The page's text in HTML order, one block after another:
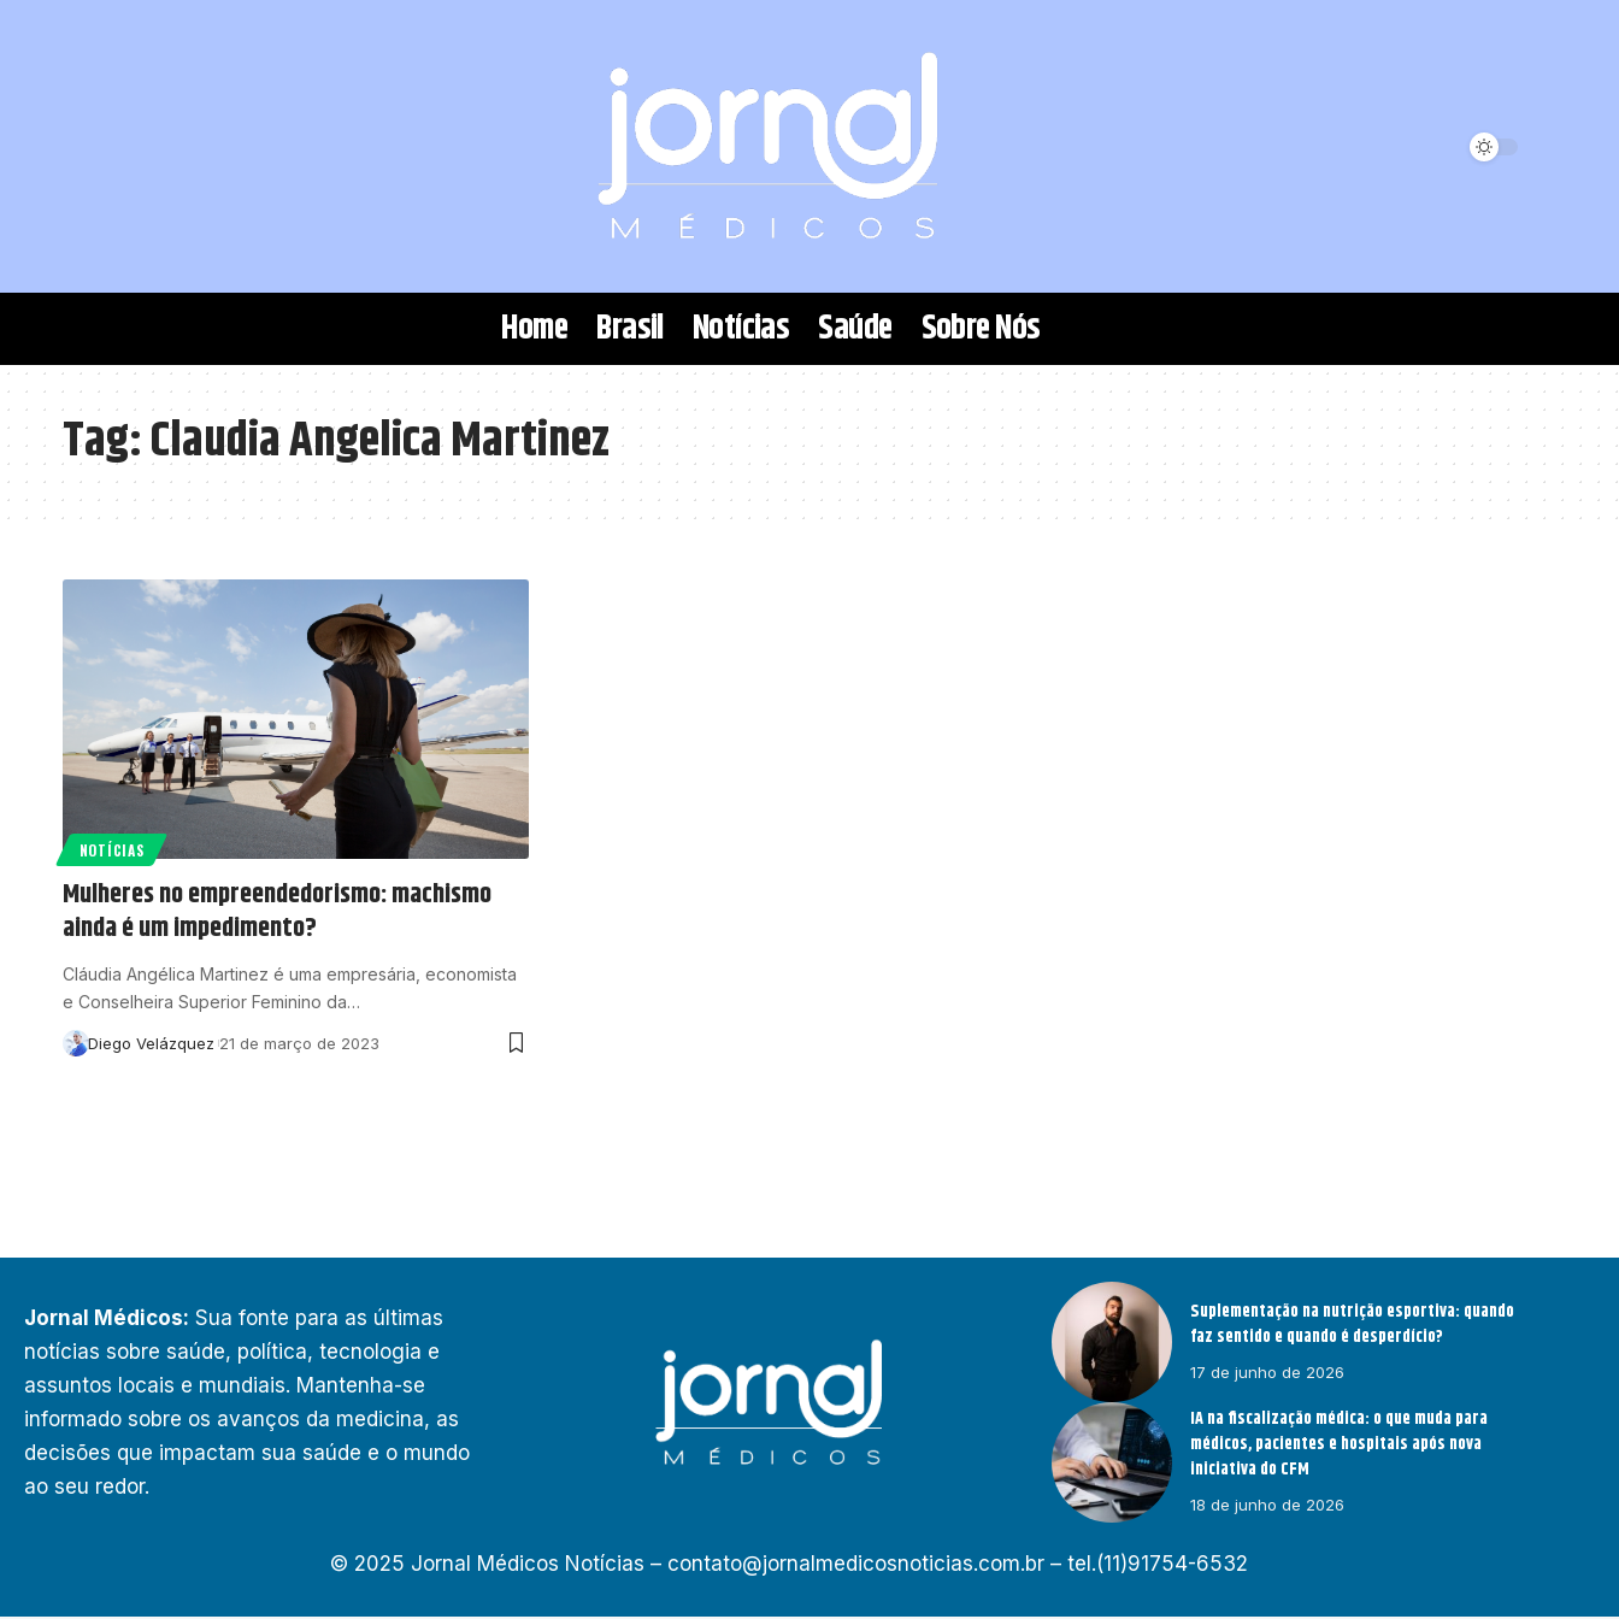
Home Brasil Notícias Saúde Sobre Nós
Tag:Claudia Angelica Martinez
NOTÍCIAS
Mulheres no empreendedorismo: machismo
ainda é um impedimento?
Cláudia Angélica Martinez é uma empresária, economista
e Conselheira Superior Feminino da…
Diego Velázquez 21 de março de 2023
Jornal Médicos: Sua fonte para as últimas
notícias sobre saúde, política, tecnologia e
assuntos locais e mundiais. Mantenha-se
informado sobre os avanços da medicina, as
decisões que impactam sua saúde e o mundo
ao seu redor.
Suplementação na nutrição esportiva: quando
faz sentido e quando é desperdício?
17 de junho de 2026
IA na fiscalização médica: o que muda para
médicos, pacientes e hospitais após nova
iniciativa do CFM
18 de junho de 2026
© 2025 Jornal Médicos Notícias – contato@jornalmedicosnoticias.com.br– tel.(11)91754-6532